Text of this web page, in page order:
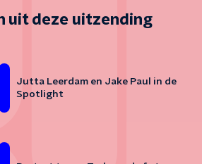
uit deze uitzending
Jutta Leerdam en Jake Paul in de
Spotlight